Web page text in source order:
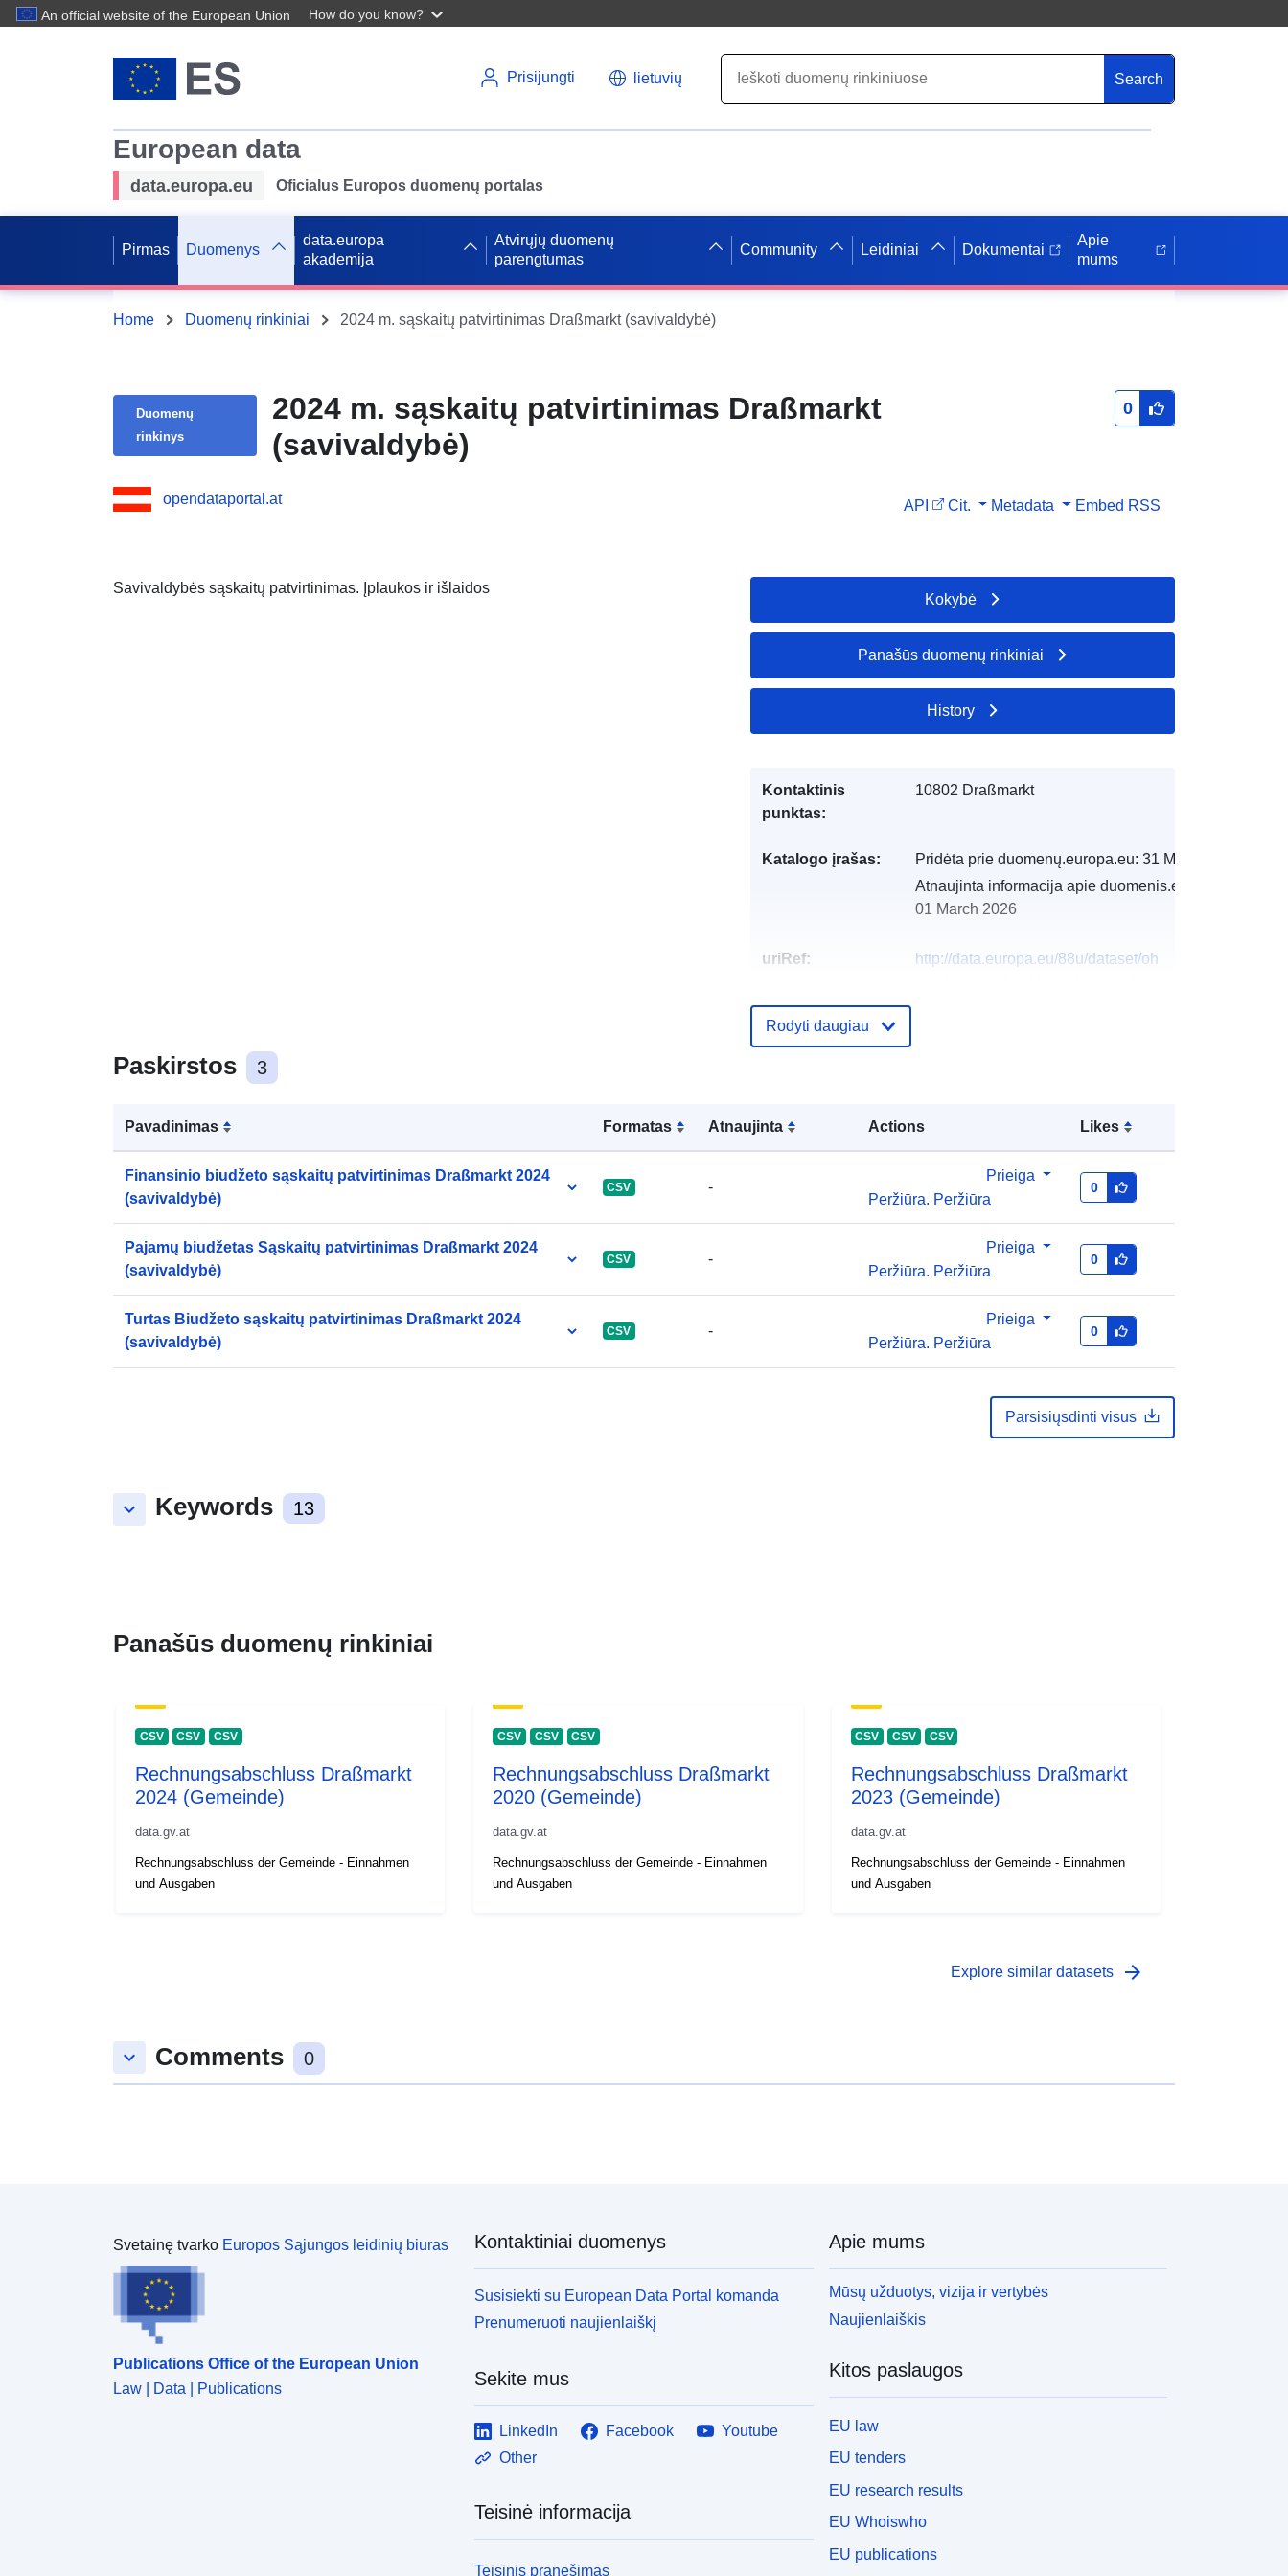
An official website of the European Union How do you know?
Prisijungti lietuvių Search
European data
data.europa.eu Oficialus Europos duomenų portalas
Pirmas Duomenys
data.europa
akademija
Atvirųjų duomenų
parengtumas
Community Leidiniai Dokumentai
Apie
mums
Home Duomenų rinkiniai 2024 m. sąskaitų patvirtinimas Draßmarkt (savivaldybė)
Duomenų
rinkinys
2024 m. sąskaitų patvirtinimas Draßmarkt
(savivaldybė)
0
opendataportal.at API Cit. Metadata Embed RSS
Savivaldybės sąskaitų patvirtinimas. Įplaukos ir išlaidos
Paskirstos 3
Pavadinimas Formatas Atnaujinta Actions Likes
Finansinio biudžeto sąskaitų patvirtinimas Draßmarkt 2024
(savivaldybė)
CSV -
Prieiga
Peržiūra. Peržiūra
0
Pajamų biudžetas Sąskaitų patvirtinimas Draßmarkt 2024
(savivaldybė)
CSV -
Prieiga
Peržiūra. Peržiūra
0
Turtas Biudžeto sąskaitų patvirtinimas Draßmarkt 2024
(savivaldybė)
CSV -
Prieiga
Peržiūra. Peržiūra
0
Parsisiųsdinti visus
keyboard_arrow_down Keywords 13
Kokybė
Panašūs duomenų rinkiniai
History
Kontaktinis
punktas:
10802 Draßmarkt
Katalogo įrašas: Pridėta prie duomenų.europa.eu: 31 March 2025
Atnaujinta informacija apie duomenis.europa.eu:
01 March 2026
uriRef:
http://data.europa.eu/88u/dataset/oh
Rodyti daugiau
Panašūs duomenų rinkiniai
CSV CSV CSV
Rechnungsabschluss Draßmarkt
2024 (Gemeinde)
data.gv.at
Rechnungsabschluss der Gemeinde - Einnahmen
und Ausgaben
CSV CSV CSV
Rechnungsabschluss Draßmarkt
2020 (Gemeinde)
data.gv.at
Rechnungsabschluss der Gemeinde - Einnahmen
und Ausgaben
CSV CSV CSV
Rechnungsabschluss Draßmarkt
2023 (Gemeinde)
data.gv.at
Rechnungsabschluss der Gemeinde - Einnahmen
und Ausgaben
Explore similar datasets arrow_forward
keyboard_arrow_down Comments 0
Svetainę tvarko Europos Sąjungos leidinių biuras
Publications Office of the European Union
Law | Data | Publications
Kontaktiniai duomenys
Susisiekti su European Data Portal komanda
Prenumeruoti naujienlaiškį
Sekite mus
LinkedIn Facebook
Youtube
Other
Teisinė informacija
Teisinis pranešimas
Apie mums
Mūsų užduotys, vizija ir vertybės
Naujienlaiškis
Kitos paslaugos
EU law
EU tenders
EU research results
EU Whoiswho
EU publications